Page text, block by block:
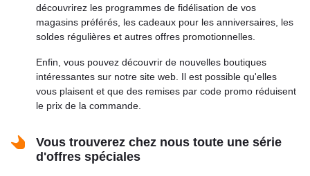
découvrirez les programmes de fidélisation de vos
magasins préférés, les cadeaux pour les anniversaires, les
soldes régulières et autres offres promotionnelles.
Enfin, vous pouvez découvrir de nouvelles boutiques
intéressantes sur notre site web. Il est possible qu'elles
vous plaisent et que des remises par code promo réduisent
le prix de la commande.
Vous trouverez chez nous toute une série
d'offres spéciales